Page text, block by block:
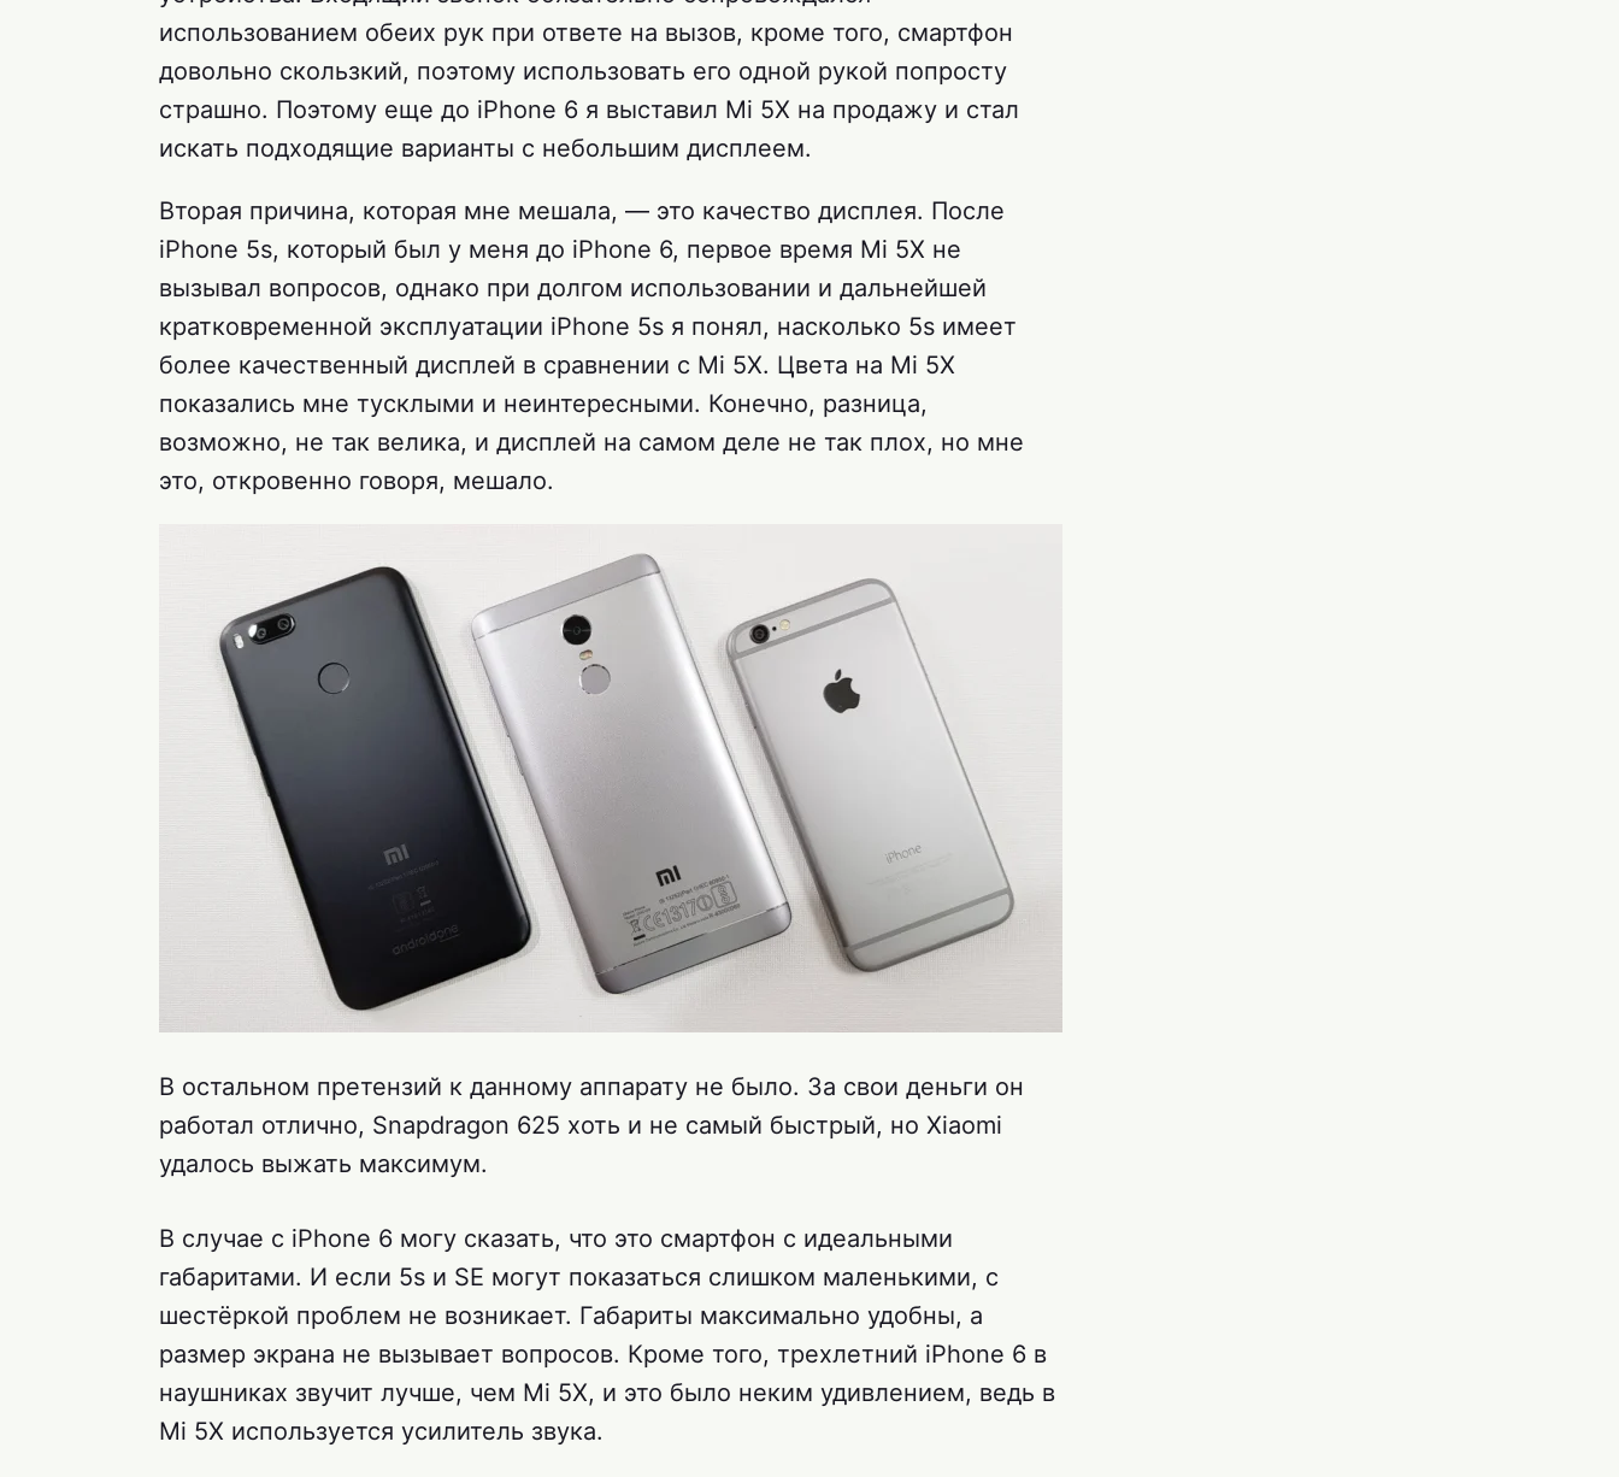
использованием обеих рук при ответе на вызов, кроме того, смартфон
довольно скользкий, поэтому использовать его одной рукой попросту
страшно. Поэтому еще до iPhone 6 я выставил Mi 5X на продажу и стал
искать подходящие варианты с небольшим дисплеем.
Вторая причина, которая мне мешала, — это качество дисплея. После
iPhone 5s, который был у меня до iPhone 6, первое время Mi 5X не
вызывал вопросов, однако при долгом использовании и дальнейшей
кратковременной эксплуатации iPhone 5s я понял, насколько 5s имеет
более качественный дисплей в сравнении с Mi 5X. Цвета на Mi 5X
показались мне тусклыми и неинтересными. Конечно, разница,
возможно, не так велика, и дисплей на самом деле не так плох, но мне
это, откровенно говоря, мешало.
В остальном претензий к данному аппарату не было. За свои деньги он
работал отлично, Snapdragon 625 хоть и не самый быстрый, но Xiaomi
удалось выжать максимум.
В случае с iPhone 6 могу сказать, что это смартфон с идеальными
габаритами. И если 5s и SE могут показаться слишком маленькими, с
шестёркой проблем не возникает. Габариты максимально удобны, а
размер экрана не вызывает вопросов. Кроме того, трехлетний iPhone 6 в
наушниках звучит лучше, чем Mi 5X, и это было неким удивлением, ведь в
Mi 5X используется усилитель звука.